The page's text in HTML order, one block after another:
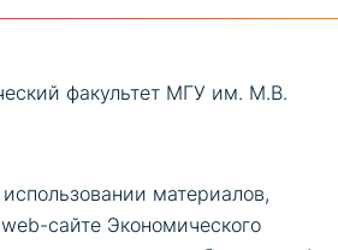
факультет МГУ им. М.В.
материалов,
сайте Экономического